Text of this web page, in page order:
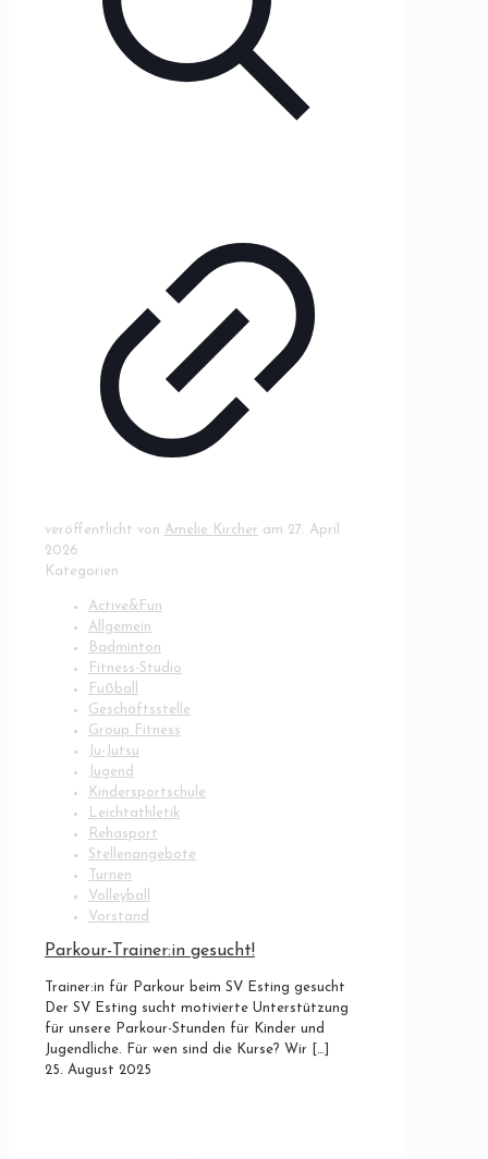
veröffentlicht von Amelie Kircher am 27. April
2026
Kategorien
Active&Fun
Allgemein
Badminton
Fitness-Studio
Fußball
Geschäftsstelle
Group Fitness
Ju-Jutsu
Jugend
Kindersportschule
Leichtathletik
Rehasport
Stellenangebote
Turnen
Volleyball
Vorstand
Parkour-Trainer:in gesucht!
Trainer:in für Parkour beim SV Esting gesucht
Der SV Esting sucht motivierte Unterstützung
für unsere Parkour-Stunden für Kinder und
Jugendliche. Für wen sind die Kurse? Wir […]
25. August 2025